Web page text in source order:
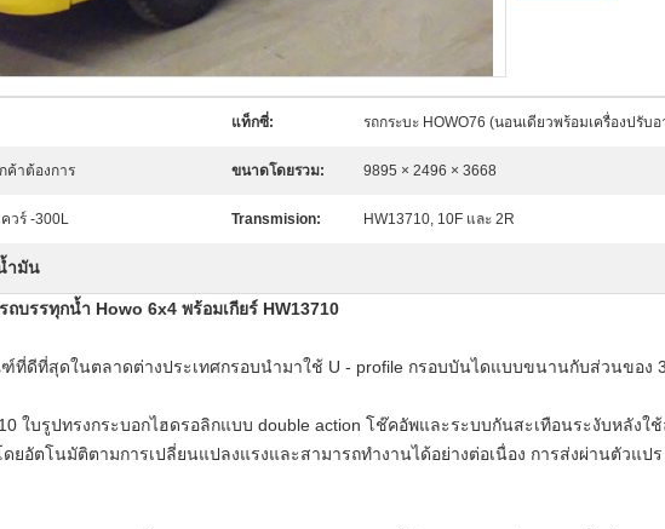
แท็กซี่: รถกระบะ HOWO76 (นอนเดียวพร้อมเครื่องปรับ
ค้าต้องการ ขนาดโดยรวม: 9895 × 2496 × 3668
วร์ -300L Transmision: HW13710, 10F และ 2R
ำมัน
บรรทุกน้ำ Howo 6x4 พร้อมเกียร์ HW13710
ดีที่สุดในตลาดต่างประเทศกรอบนำมาใช้ U - profile กรอบบันไดแบบขนานกับส่วนของ
ใบรูปทรงกระบอกไฮดรอลิกแบบ double action โช๊คอัพและระบบกันสะเทือนระงับหลังใช้
ยอัตโนมัติตามการเปลี่ยนแปลงแรงและสามารถทำงานได้อย่างต่อเนื่อง การส่งผ่านตัวแปร